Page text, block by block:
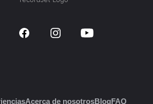
Acerca de nosotrosBlogFAQ